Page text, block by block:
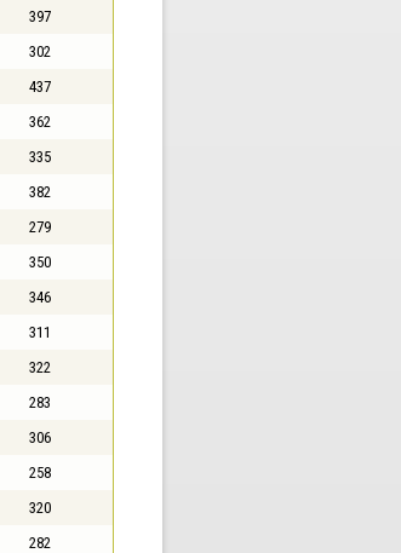
397
302
437
362
335
382
279
350
346
311
322
283
306
258
320
282